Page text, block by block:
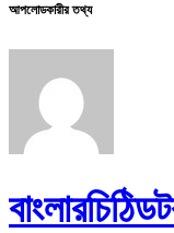
আপলোডকারীর তথ্য